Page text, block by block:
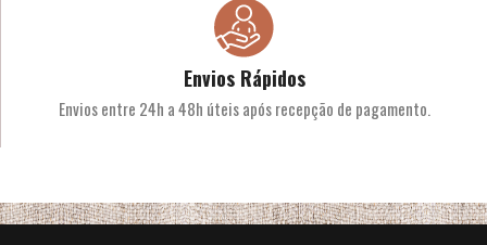
Envios Rápidos
Envios entre 24h a 48h úteis após recepção de pagamento.